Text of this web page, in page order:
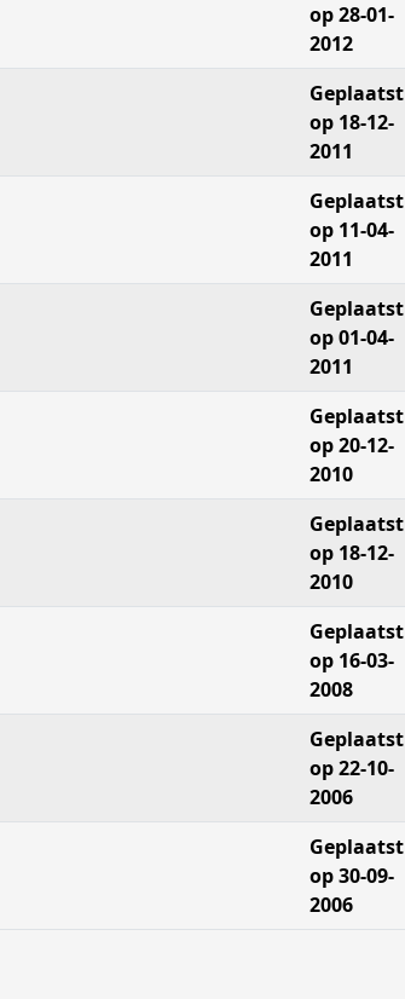
op 28-01-
2012
Geplaatst
op 18-12-
2011
Geplaatst
op 11-04-
2011
Geplaatst
op 01-04-
2011
Geplaatst
op 20-12-
2010
Geplaatst
op 18-12-
2010
Geplaatst
op 16-03-
2008
Geplaatst
op 22-10-
2006
Geplaatst
op 30-09-
2006